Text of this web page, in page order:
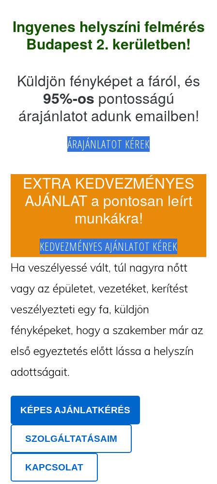
Ingyenes helyszíni felmérés
Budapest 2. kerületben!
Küldjön fényképet a fáról, és
95%-os pontosságú
árajánlatot adunk emailben!
ÁRAJÁNLATOT KÉREK
EXTRA KEDVEZMÉNYES
AJÁNLAT a pontosan leírt
munkákra!
KEDVEZMÉNYES AJÁNLATOT KÉREK
Ha veszélyessé vált, túl nagyra nőtt
vagy az épületet, vezetéket, kerítést
veszélyezteti egy fa, küldjön
fényképeket, hogy a szakember már az
első egyeztetés előtt lássa a helyszín
adottságait.
KÉPES AJÁNLATKÉRÉS
SZOLGÁLTATÁSAIM
KAPCSOLAT